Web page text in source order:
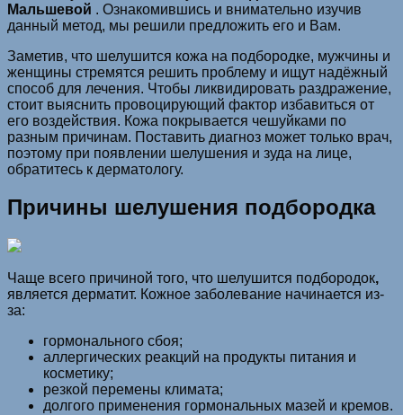
Мальшевой . Ознакомившись и внимательно изучив
данный метод, мы решили предложить его и Вам.
Заметив, что шелушится кожа на подбородке, мужчины и
женщины стремятся решить проблему и ищут надёжный
способ для лечения. Чтобы ликвидировать раздражение,
стоит выяснить провоцирующий фактор избавиться от
его воздействия. Кожа покрывается чешуйками по
разным причинам. Поставить диагноз может только врач,
поэтому при появлении шелушения и зуда на лице,
обратитесь к дерматологу.
Причины шелушения подбородка
Чаще всего причиной того, что шелушится подбородок,
является дерматит. Кожное заболевание начинается из-
за:
гормонального сбоя;
аллергических реакций на продукты питания и
косметику;
резкой перемены климата;
долгого применения гормональных мазей и кремов.